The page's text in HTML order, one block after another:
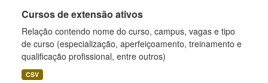
Cursos de extensão ativos
Relação contendo nome do curso, campus, vagas e tipo
de curso (especialização, aperfeiçoamento, treinamento e
qualificação profissional, entre outros)
CSV